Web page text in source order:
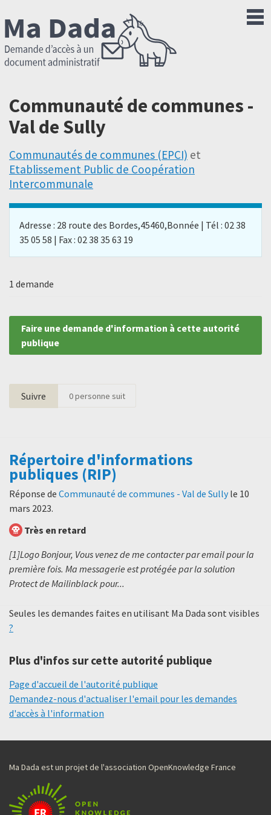
Communauté de communes -
Val de Sully
Communautés de communes (EPCI) et
Etablissement Public de Coopération
Intercommunale
Adresse : 28 route des Bordes,45460,Bonnée | Tél : 02 38
35 05 58 | Fax : 02 38 35 63 19
1 demande
Faire une demande d'information à cette autorité
publique
Suivre 0personne suit
Répertoire d'informations
publiques (RIP)
Réponse de Communauté de communes - Val de Sullyle 10
mars 2023.
Très en retard
[1]Logo Bonjour, Vous venez de me contacter par email pour la
première fois. Ma messagerie est protégée par la solution
Protect de Mailinblack pour...
Seules les demandes faites en utilisant Ma Dada sont visibles
?
Plus d'infos sur cette autorité publique
Page d'accueil de l'autorité publique
Demandez-nous d'actualiser l'email pour les demandes
d'accès à l'information
Ma Dada est un projet de l'association OpenKnowledge France